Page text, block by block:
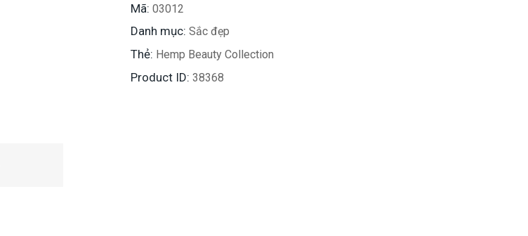
Mã: 03012
Danh mục: Sắc đẹp
Thẻ: Hemp Beauty Collection
Product ID: 38368